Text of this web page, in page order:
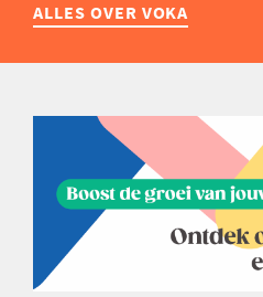
ALLES OVER VOKA